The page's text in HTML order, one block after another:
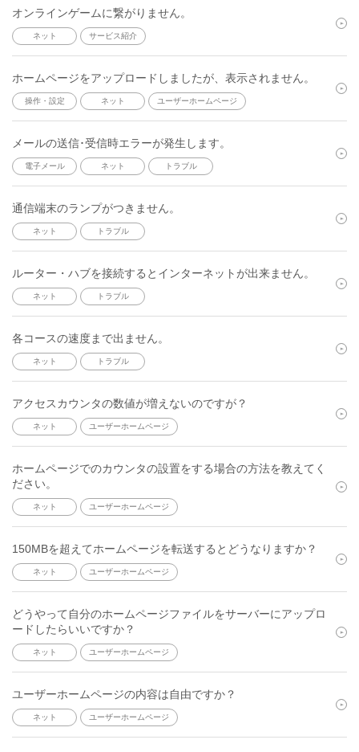
オンラインゲームに繋がりません。
ネット サービス紹介
ホームページをアップロードしましたが、表示されません。
操作・設定 ネット ユーザーホームページ
メールの送信･受信時エラーが発生します。
電子メール ネット トラブル
通信端末のランプがつきません。
ネット トラブル
ルーター・ハブを接続するとインターネットが出来ません。
ネット トラブル
各コースの速度まで出ません。
ネット トラブル
アクセスカウンタの数値が増えないのですが？
ネット ユーザーホームページ
ホームページでのカウンタの設置をする場合の方法を教えてく
ださい。
ネット ユーザーホームページ
150MBを超えてホームページを転送するとどうなりますか？
ネット ユーザーホームページ
どうやって自分のホームページファイルをサーバーにアップロ
ードしたらいいですか？
ネット ユーザーホームページ
ユーザーホームページの内容は自由ですか？
ネット ユーザーホームページ